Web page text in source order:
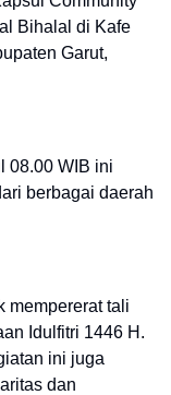
Bihalal di Kafe
Garut,
08.00 WIB ini
berbagai daerah
mempererat tali
Idulfitri 1446 H.
ini juga
dan